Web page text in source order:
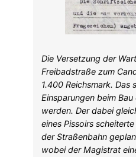
Die Versetzung der
Freibadstraße zum
1.400 Reichsmark. Das
Einsparungen beim
werden. Der dabei
eines Pissoirs
der Straßenbahn
wobei der Magistrat